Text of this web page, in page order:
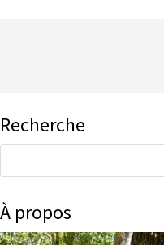
Recherche
À propos